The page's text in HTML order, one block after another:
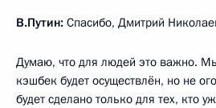
В.Путин: Спасибо, Дмитрий
Думаю, что для людей это важно.
кэшбек будет осуществлён, но не
будет сделано только для тех, кто